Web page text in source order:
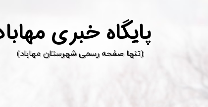
پ
​(تنها صفحه رسمی شهرستان مهاباد)